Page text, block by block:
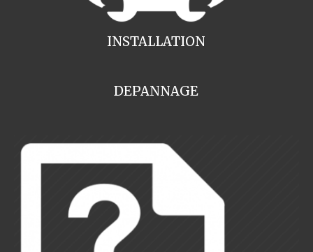
INSTALLATION
DEPANNAGE